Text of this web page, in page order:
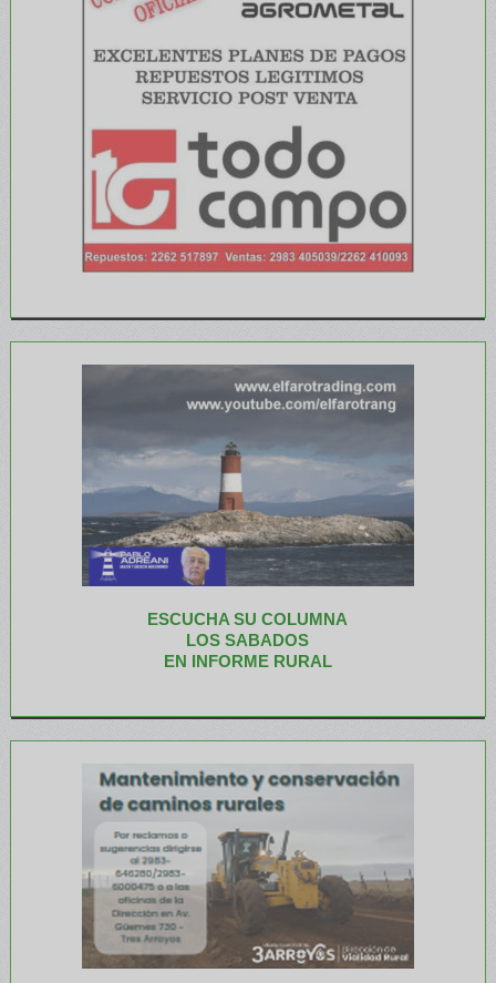
ESCUCHA SU COLUMNA
LOS SABADOS
EN INFORME RURAL